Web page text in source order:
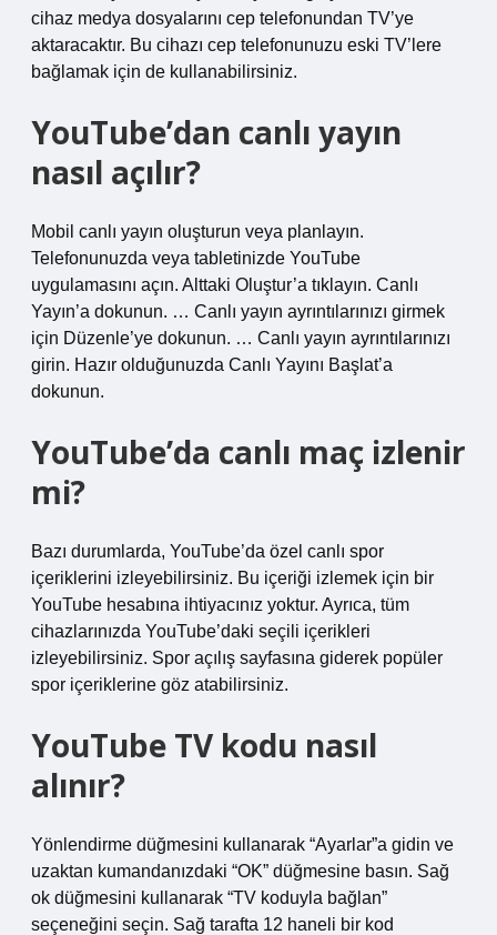
cihaz medya dosyalarını cep telefonundan TV’ye
aktaracaktır. Bu cihazı cep telefonunuzu eski TV’lere
bağlamak için de kullanabilirsiniz.
YouTube’dan canlı yayın
nasıl açılır?
Mobil canlı yayın oluşturun veya planlayın.
Telefonunuzda veya tabletinizde YouTube
uygulamasını açın. Alttaki Oluştur’a tıklayın. Canlı
Yayın’a dokunun. … Canlı yayın ayrıntılarınızı girmek
için Düzenle’ye dokunun. … Canlı yayın ayrıntılarınızı
girin. Hazır olduğunuzda Canlı Yayını Başlat’a
dokunun.
YouTube’da canlı maç izlenir
mi?
Bazı durumlarda, YouTube’da özel canlı spor
içeriklerini izleyebilirsiniz. Bu içeriği izlemek için bir
YouTube hesabına ihtiyacınız yoktur. Ayrıca, tüm
cihazlarınızda YouTube’daki seçili içerikleri
izleyebilirsiniz. Spor açılış sayfasına giderek popüler
spor içeriklerine göz atabilirsiniz.
YouTube TV kodu nasıl
alınır?
Yönlendirme düğmesini kullanarak “Ayarlar”a gidin ve
uzaktan kumandanızdaki “OK” düğmesine basın. Sağ
ok düğmesini kullanarak “TV koduyla bağlan”
seçeneğini seçin. Sağ tarafta 12 haneli bir kod